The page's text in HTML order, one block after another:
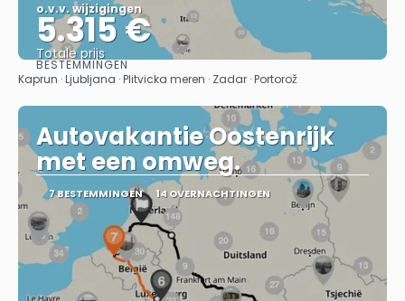
o.v.v. wijzigingen
5.315 €
Totale prijs
Bekijk
BESTEMMINGEN
Kaprun · Ljubljana · Plitvicka meren · Zadar · Portorož
Autovakantie Oostenrijk
met een omweg.
7 BESTEMMINGEN 14 OVERNACHTINGEN